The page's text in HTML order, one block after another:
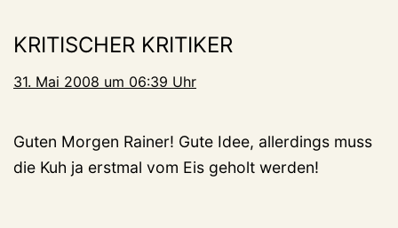
KRITISCHER KRITIKER
31. Mai 2008 um 06:39 Uhr
Guten Morgen Rainer! Gute Idee, allerdings muss
die Kuh ja erstmal vom Eis geholt werden!